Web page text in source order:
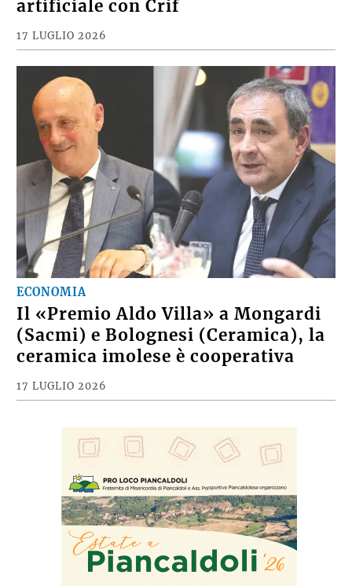
artificiale con Crif
17 LUGLIO 2026
ECONOMIA
Il «Premio Aldo Villa» a Mongardi
(Sacmi) e Bolognesi (Ceramica), la
ceramica imolese è cooperativa
17 LUGLIO 2026